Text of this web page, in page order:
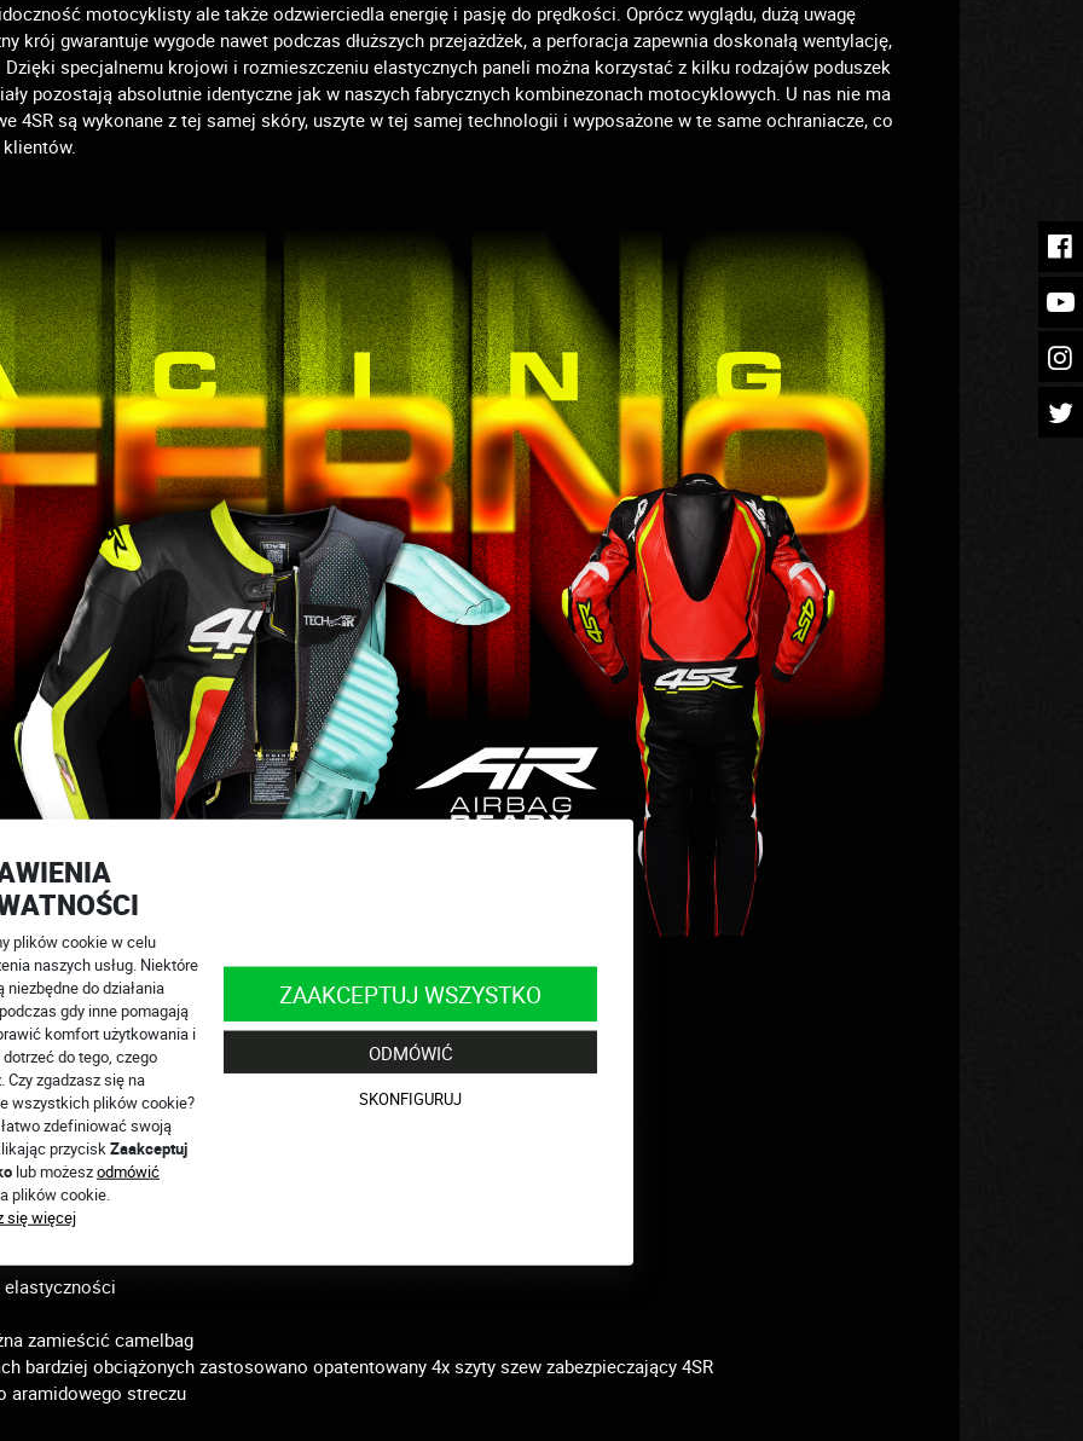
plików cookie w celu
naszych usług. Niektóre
niezbędne do działania
gdy inne pomagają
komfort użytkowania i
do tego, czego
Czy zgadzasz się na
wszystkich plików cookie?
zdefiniować swoją
przycisk Zaakceptuj
lub możeszodmówić
plików cookie.
się więcej
ZAAKCEPTUJ WSZYSTKO
ODMÓWIĆ
SKONFIGURUJ
motocyklisty ale także odzwierciedla energię i pasję do prędkości. Oprócz wyglądu, dużą uwagę
krój gwarantuje wygode nawet podczas dłuższych przejażdżek, a perforacja zapewnia doskonałą wentylację,
specjalnemu krojowi i rozmieszczeniu elastycznych paneli można korzystać z kilku rodzajów poduszek
pozostają absolutnie identyczne jak w naszych fabrycznych kombinezonach motocyklowych. U nas nie ma
4SR są wykonane z tej samej skóry, uszyte w tej samej technologii i wyposażone w te same ochraniacze, co
Ready® obejmuje:
czerwona, neonowa żółta biała, czarna /
zajęcie pozycji na motocyklu
i kolanach certyfikowane dla normy EN 1621-1:2012
na rękach, biodrach i udach
elastyczności
zamieścić camelbag
bardziej obciążonych zastosowano opatentowany 4x szyty szew zabezpieczający 4SR
aramidowego streczu